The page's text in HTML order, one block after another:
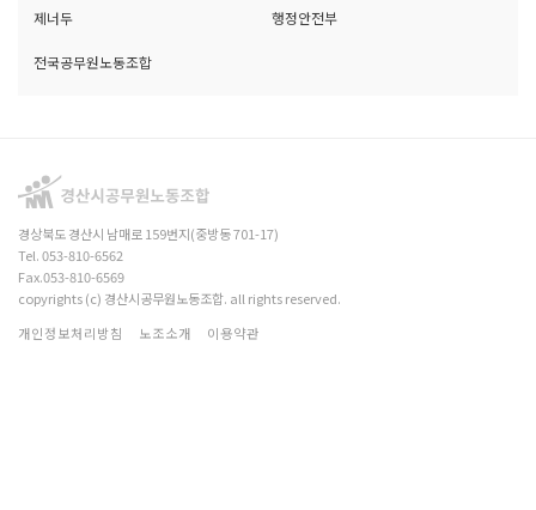
제너두 행정안전부
전국공무원노동조합
경상북도 경산시 남매로 159번지(중방동 701-17)
Tel. 053-810-6562
Fax.053-810-6569
copyrights (c) 경산시공무원노동조합. all rights reserved.
개인정보처리방침
노조소개 이용약관